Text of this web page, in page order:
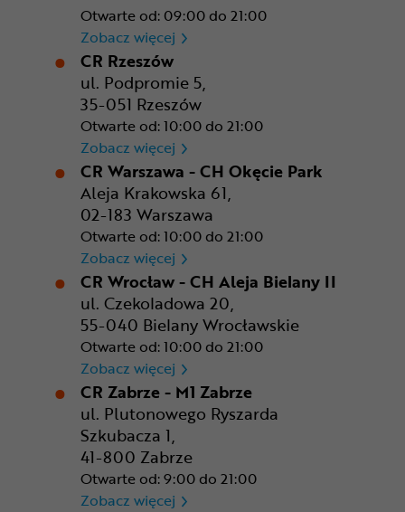
Otwarte od: 09:00 do 21:00
Zobacz więcej CR Poznań - M1 Poznań
CR Rzeszów
ul. Podpromie 5,
35-051 Rzeszów
Otwarte od: 10:00 do 21:00
Zobacz więcej CR Rzeszów
CR Warszawa - CH Okęcie Park
Aleja Krakowska 61,
02-183 Warszawa
Otwarte od: 10:00 do 21:00
Zobacz więcej CR Warszawa - CH Okęcie
CR Wrocław - CH Aleja Bielany II
ul. Czekoladowa 20,
55-040 Bielany Wrocławskie
Otwarte od: 10:00 do 21:00
Zobacz więcej CR Wrocław - CH Aleja
CR Zabrze - M1 Zabrze
ul. Plutonowego Ryszarda
Szkubacza 1,
41-800 Zabrze
Otwarte od: 9:00 do 21:00
Zobacz więcej CR Zabrze - M1 Zabrze